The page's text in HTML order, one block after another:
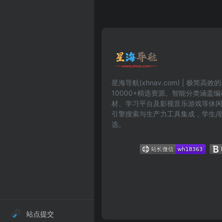
站点提交
星海导航(xhnav.com) | 极简高效
10000+精选资源。智能分类涵盖
材、学习平台及影视音乐游戏等休
引擎搜索与生产力工具集成，学生/
选。